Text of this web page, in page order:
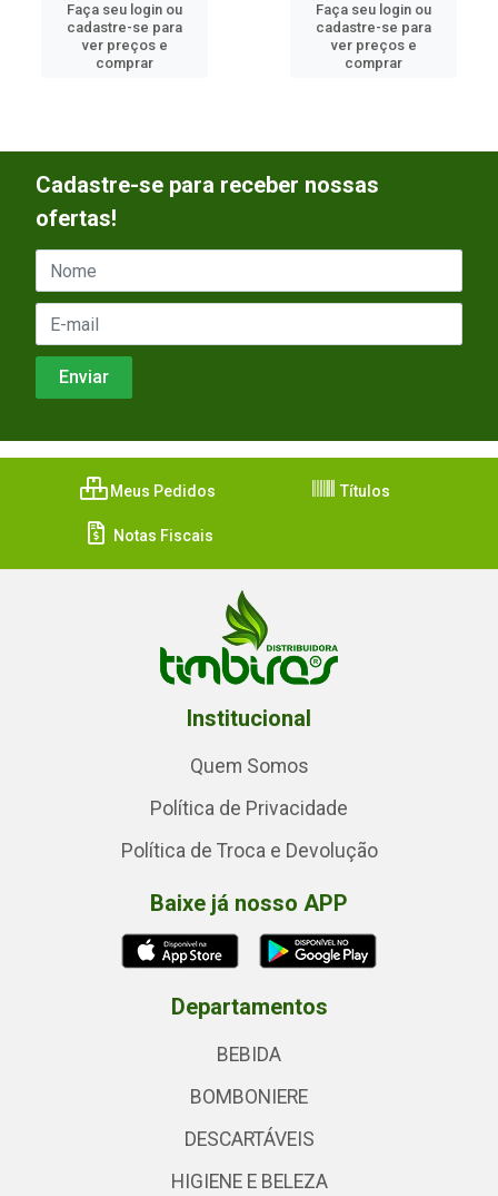
Faça seu login ou
cadastre-se para
ver preços e
comprar
Faça seu login ou
cadastre-se para
ver preços e
comprar
Cadastre-se para receber nossas
ofertas!
Meus Pedidos Títulos
Notas Fiscais
Institucional
Quem Somos
Política de Privacidade
Política de Troca e Devolução
Baixe já nosso APP
Departamentos
BEBIDA
BOMBONIERE
DESCARTÁVEIS
HIGIENE E BELEZA